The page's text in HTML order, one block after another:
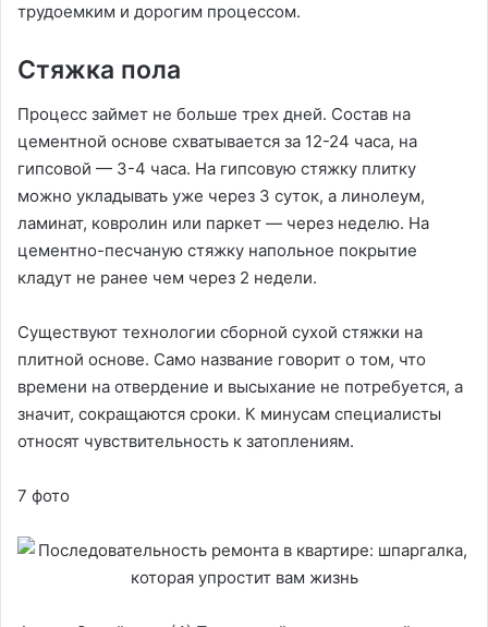
трудоемким и дорогим процессом.
Стяжка пола
Процесс займет не больше трех дней. Состав на
цементной основе схватывается за 12-24 часа, на
гипсовой — 3-4 часа. На гипсовую стяжку плитку
можно укладывать уже через 3 суток, а линолеум,
ламинат, ковролин или паркет — через неделю. На
цементно-песчаную стяжку напольное покрытие
кладут не ранее чем через 2 недели.
Существуют технологии сборной сухой стяжки на
плитной основе. Само название говорит о том, что
времени на отвердение и высыхание не потребуется, а
значит, сокращаются сроки. К минусам специалисты
относят чувствительность к затоплениям.
7 фото